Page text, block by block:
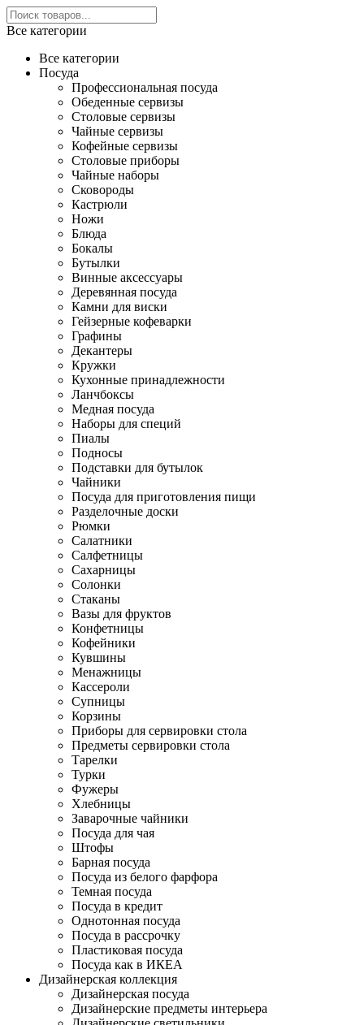
Все категории
Все категории
Посуда
Профессиональная посуда
Обеденные сервизы
Столовые сервизы
Чайные сервизы
Кофейные сервизы
Столовые приборы
Чайные наборы
Сковороды
Кастрюли
Ножи
Блюда
Бокалы
Бутылки
Винные аксессуары
Деревянная посуда
Камни для виски
Гейзерные кофеварки
Графины
Декантеры
Кружки
Кухонные принадлежности
Ланчбоксы
Медная посуда
Наборы для специй
Пиалы
Подносы
Подставки для бутылок
Чайники
Посуда для приготовления пищи
Разделочные доски
Рюмки
Салатники
Салфетницы
Сахарницы
Солонки
Стаканы
Вазы для фруктов
Конфетницы
Кофейники
Кувшины
Менажницы
Кассероли
Супницы
Корзины
Приборы для сервировки стола
Предметы сервировки стола
Тарелки
Турки
Фужеры
Хлебницы
Заварочные чайники
Посуда для чая
Штофы
Барная посуда
Посуда из белого фарфора
Темная посуда
Посуда в кредит
Однотонная посуда
Посуда в рассрочку
Пластиковая посуда
Посуда как в ИКЕА
Дизайнерская коллекция
Дизайнерская посуда
Дизайнерские предметы интерьера